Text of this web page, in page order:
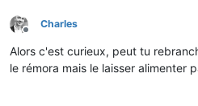
Offline
Charles
Alors c'est curieux, peut tu
le rémora mais le laisser alimenter